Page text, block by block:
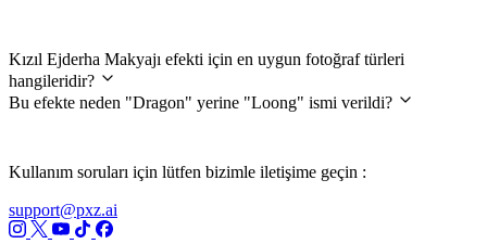
Kızıl Ejderha Makyajı efekti için en uygun fotoğraf türleri
hangileridir?
Bu efekte neden "Dragon" yerine "Loong" ismi verildi?
Kullanım soruları için lütfen bizimle iletişime geçin :
support@pxz.ai